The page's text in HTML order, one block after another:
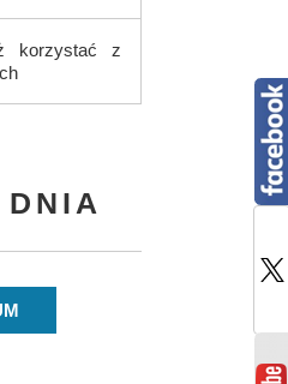
korzystać z